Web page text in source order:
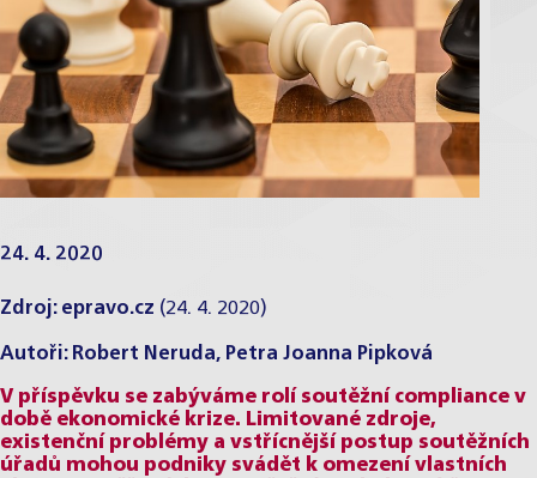
24. 4. 2020
Zdroj: epravo.cz (24. 4. 2020)
Autoři: Robert Neruda, Petra Joanna Pipková
V příspěvku se zabýváme rolí soutěžní compliance v
době ekonomické krize. Limitované zdroje,
existenční problémy a vstřícnější postup soutěžních
úřadů mohou podniky svádět k omezení vlastních